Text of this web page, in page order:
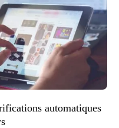
automatiques